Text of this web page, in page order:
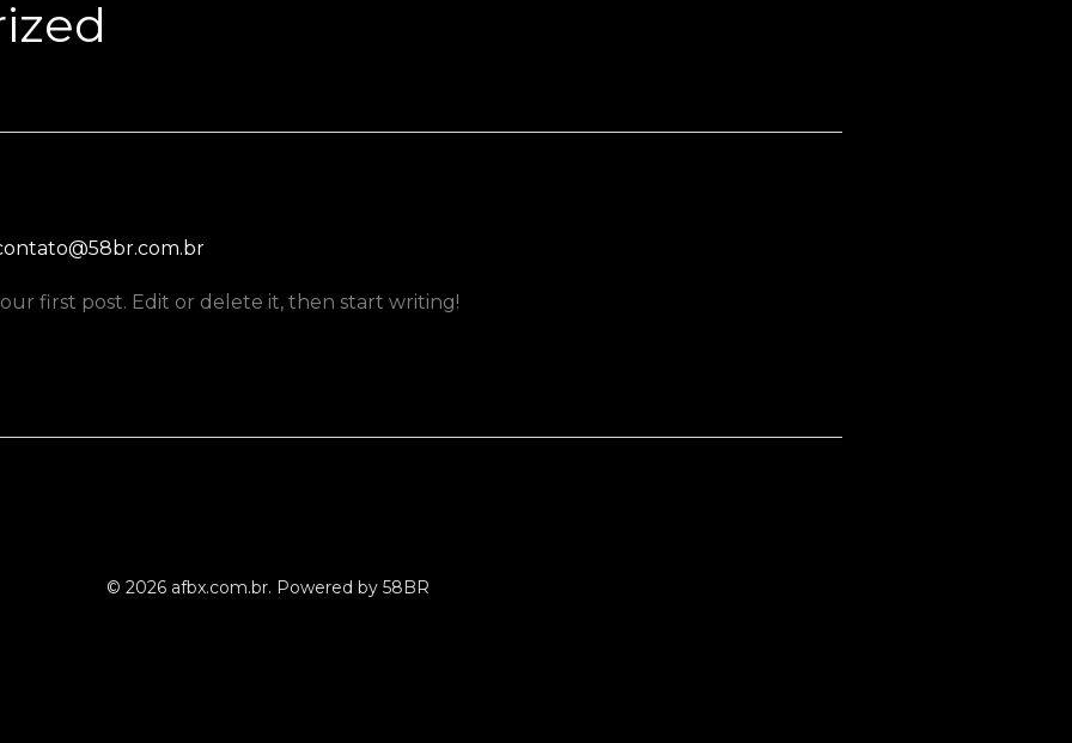
first post. Edit or delete it, then start writing!
© 2026 afbx.com.br. Powered by 58BR